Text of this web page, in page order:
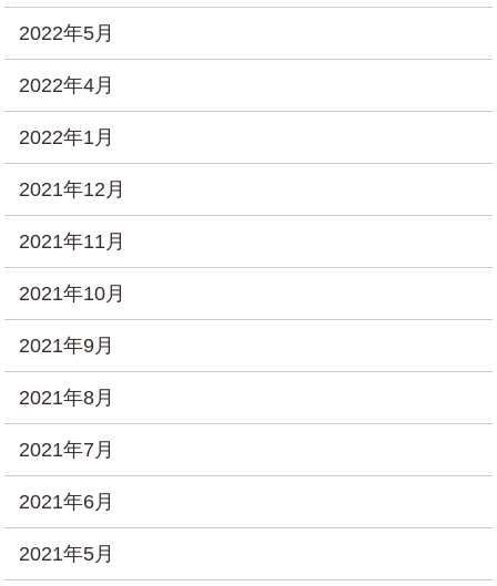
2022年5月
2022年4月
2022年1月
2021年12月
2021年11月
2021年10月
2021年9月
2021年8月
2021年7月
2021年6月
2021年5月